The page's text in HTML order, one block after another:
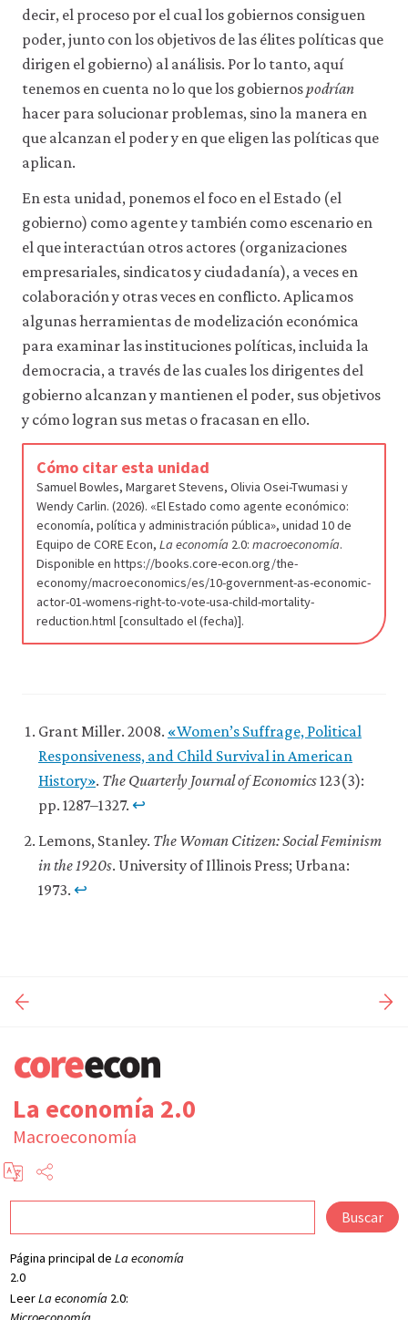
decir, el proceso por el cual los gobiernos consiguen
poder, junto con los objetivos de las élites políticas que
dirigen el gobierno) al análisis. Por lo tanto, aquí
tenemos en cuenta no lo que los gobiernospodrían
hacer para solucionar problemas, sino la manera en
que alcanzan el poder y en que eligen las políticas que
aplican.
En esta unidad, ponemos el foco en el Estado (el
gobierno) como agente y también como escenario en
el que interactúan otros actores (organizaciones
empresariales, sindicatos y ciudadanía), a veces en
colaboración y otras veces en conflicto. Aplicamos
algunas herramientas de modelización económica
para examinar las instituciones políticas, incluida la
democracia, a través de las cuales los dirigentes del
gobierno alcanzan y mantienen el poder, sus objetivos
y cómo logran sus metas o fracasan en ello.
Cómo citar esta unidad
Samuel Bowles, Margaret Stevens, Olivia Osei-Twumasi y
Wendy Carlin. (2026). «El Estado como agente económico:
economía, política y administración pública», unidad 10 de
Equipo de CORE Econ, La economía2.0: macroeconomía.
Disponible en https://books.core-econ.org/the-
economy/macroeconomics/es/10-government-as-economic-
actor-01-womens-right-to-vote-usa-child-mortality-
reduction.html [consultado el (fecha)].
Grant Miller. 2008. «Women’s Suffrage, Political
Responsiveness, and Child Survival in American
History». The Quarterly Journal of Economics123(3):
pp. 1287–1327. ↩
Lemons, Stanley. The Woman Citizen: Social Feminism
in the 1920s. University of Illinois Press; Urbana:
1973. ↩
La economía 2.0
Macroeconomía
Página principal de La economía
2.0
LeerLa economía2.0: